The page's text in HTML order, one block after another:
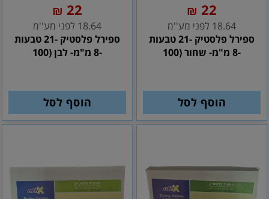
22
₪
18.64 לפני מע''מ
ספירל פלסטיק -21 טבעות
-8 מ"מ- שחור (100
הוסף לסל
22
₪
18.64 לפני מע''מ
ספירל פלסטיק -21 טבעות
-8 מ"מ- לבן (100
הוסף לסל